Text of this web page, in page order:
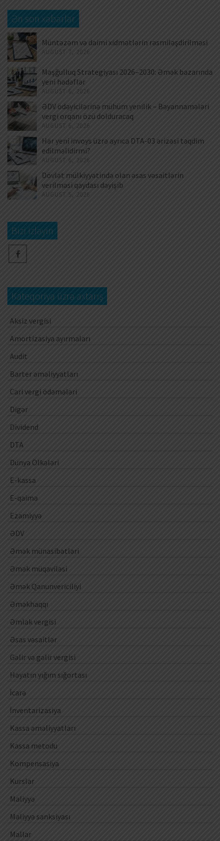
Ən son xəbərlər
Müntəzəm və daimi xidmətlərin rəsmiləşdirilməsi
AUGUST 7, 2026
Məşğulluq Strategiyası 2026–2030: Əmək bazarında
yeni hədəflər
AUGUST 6, 2026
ƏDV ödəyicilərinə mühüm yenilik – Bəyannamələri
vergi orqanı özü dolduracaq
AUGUST 6, 2026
Hər yeni invoys üzrə ayrıca DTA-03 ərizəsi təqdim
edilməlidirmi?
AUGUST 6, 2026
Dövlət mülkiyyətində olan əsas vəsaitlərin
verilməsi qaydası dəyişib
AUGUST 5, 2026
Bizi izləyin
Kateqoriya üzrə axtarış
Aksiz vergisi
Amortizasiya ayırmaları
Audit
Barter əməliyyatları
Cari vergi ödəmələri
Digər
Dividend
DTA
Dünya Ölkələri
E-kassa
E-qaimə
Ezamiyyə
ƏDV
Əmək münasibətləri
Əmək müqaviləsi
Əmək Qanunvericiliyi
Əməkhaqqı
Əmlak vergisi
Əsas vəsaitlər
Gəlir və gəlir vergisi
Həyatın yığım sığortası
İcarə
İnventarizasiya
Kassa əməliyyatları
Kassa metodu
Kompensasiya
Kurslar
Maliyyə
Maliyyə sanksiyası
Mallar